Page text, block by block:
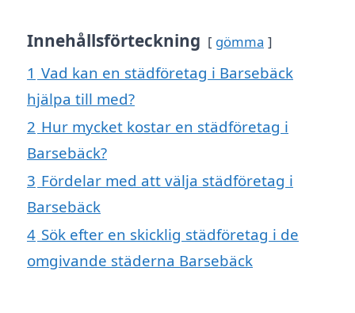
Innehållsförteckning gömma
1 Vad kan en städföretag i Barsebäck
hjälpa till med?
2 Hur mycket kostar en städföretag i
Barsebäck?
3 Fördelar med att välja städföretag i
Barsebäck
4 Sök efter en skicklig städföretag i de
omgivande städerna Barsebäck